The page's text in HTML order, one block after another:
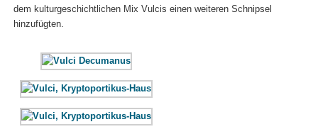
dem kulturgeschichtlichen Mix Vulcis einen weiteren Schnipsel
hinzufügten.